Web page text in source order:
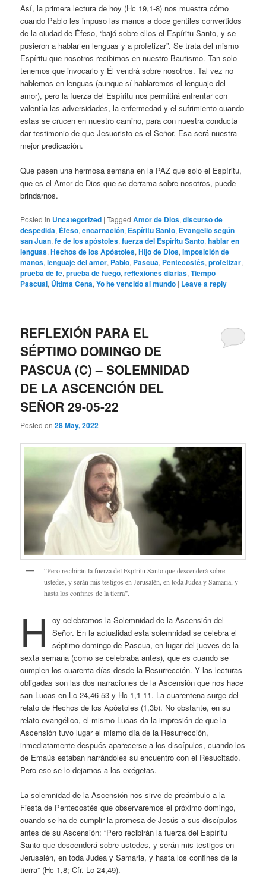
Así, la primera lectura de hoy (Hc 19,1-8) nos muestra cómo
cuando Pablo les impuso las manos a doce gentiles convertidos
de la ciudad de Éfeso, “bajó sobre ellos el Espíritu Santo, y se
pusieron a hablar en lenguas y a profetizar”. Se trata del mismo
Espíritu que nosotros recibimos en nuestro Bautismo. Tan solo
tenemos que invocarlo y Él vendrá sobre nosotros. Tal vez no
hablemos en lenguas (aunque sí hablaremos el lenguaje del
amor), pero la fuerza del Espíritu nos permitirá enfrentar con
valentía las adversidades, la enfermedad y el sufrimiento cuando
estas se crucen en nuestro camino, para con nuestra conducta
dar testimonio de que Jesucristo es el Señor. Esa será nuestra
mejor predicación.
Que pasen una hermosa semana en la PAZ que solo el Espíritu,
que es el Amor de Dios que se derrama sobre nosotros, puede
brindarnos.
Posted in Uncategorized |Tagged Amor de Dios,discurso de
despedida, Éfeso,encarnación, Espíritu Santo, Evangelio según
san Juan,fe de los apóstoles,fuerza del Espíritu Santo,hablar en
lenguas,Hechos de los Apóstoles,Hijo de Dios,imposición de
manos,lenguaje del amor, Pablo, Pascua, Pentecostés,profetizar,
prueba de fe,prueba de fuego,reflexiones diarias,Tiempo
Pascual, Última Cena,Yo he vencido al mundo | Leave a reply
REFLEXIÓN PARA EL
SÉPTIMO DOMINGO DE
PASCUA (C) – SOLEMNIDAD
DE LA ASCENCIÓN DEL
SEÑOR 29-05-22
Posted on28 May, 2022
“Pero recibirán la fuerza del Espíritu Santo que descenderá sobre
ustedes, y serán mis testigos en Jerusalén, en toda Judea y Samaria, y
hasta los confines de la tierra”.
H
oy celebramos la Solemnidad de la Ascensión del
Señor. En la actualidad esta solemnidad se celebra el
séptimo domingo de Pascua, en lugar del jueves de la
sexta semana (como se celebraba antes), que es cuando se
cumplen los cuarenta días desde la Resurrección. Y las lecturas
obligadas son las dos narraciones de la Ascensión que nos hace
san Lucas en Lc 24,46-53 y Hc 1,1-11. La cuarentena surge del
relato de Hechos de los Apóstoles (1,3b). No obstante, en su
relato evangélico, el mismo Lucas da la impresión de que la
Ascensión tuvo lugar el mismo día de la Resurrección,
inmediatamente después aparecerse a los discípulos, cuando los
de Emaús estaban narrándoles su encuentro con el Resucitado.
Pero eso se lo dejamos a los exégetas.
La solemnidad de la Ascensión nos sirve de preámbulo a la
Fiesta de Pentecostés que observaremos el próximo domingo,
cuando se ha de cumplir la promesa de Jesús a sus discípulos
antes de su Ascensión: “Pero recibirán la fuerza del Espíritu
Santo que descenderá sobre ustedes, y serán mis testigos en
Jerusalén, en toda Judea y Samaria, y hasta los confines de la
tierra” (Hc 1,8; Cfr. Lc 24,49).